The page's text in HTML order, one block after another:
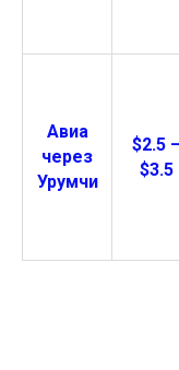
Авиа
через
Урумчи
$2.5 –
$3.5